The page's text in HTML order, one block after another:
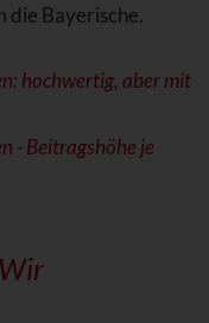
die Bayerische.
hochwertig, aber mit
- Beitragshöhe je